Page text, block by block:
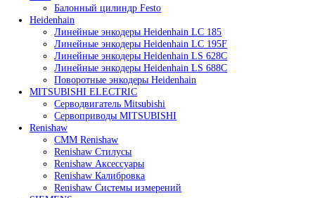
Плата FANUC PCB
Энкодеры Fanuc
Festo
Балонный цилиндр Festo
Heidenhain
Линейные энкодеры Heidenhain LC 185
Линейные энкодеры Heidenhain LC 195F
Линейные энкодеры Heidenhain LS 628C
Линейные энкодеры Heidenhain LS 688C
Поворотные энкодеры Heidenhain
MITSUBISHI ELECTRIC
Серводвигатель Mitsubishi
Сервоприводы MITSUBISHI
Renishaw
CMM Renishaw